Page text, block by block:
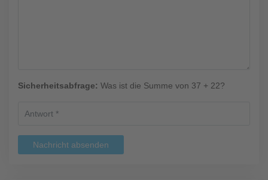
Sicherheitsabfrage: Was ist die Summe von 37 + 22?
Nachricht absenden